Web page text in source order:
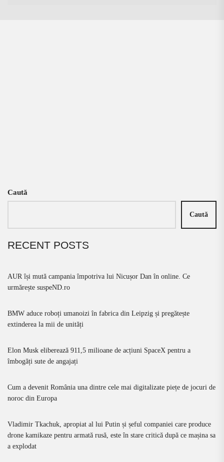
Caută
Caută
RECENT POSTS
AUR își mută campania împotriva lui Nicușor Dan în online. Ce
urmărește suspeND.ro
BMW aduce roboți umanoizi în fabrica din Leipzig și pregătește
extinderea la mii de unități
Elon Musk eliberează 911,5 milioane de acțiuni SpaceX pentru a
îmbogăți sute de angajați
Cum a devenit România una dintre cele mai digitalizate piețe de jocuri de
noroc din Europa
Vladimir Tkachuk, apropiat al lui Putin și șeful companiei care produce
drone kamikaze pentru armată rusă, este în stare critică după ce mașina sa
a explodat